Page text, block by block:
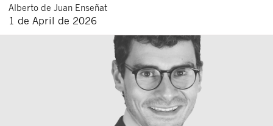
Alberto de Juan Enseñat
1 de April de 2026